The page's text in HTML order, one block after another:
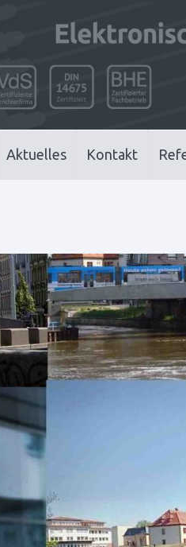
Aktuelles Kontakt